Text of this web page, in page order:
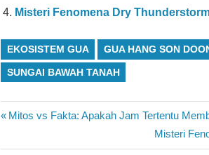
Misteri Fenomena Dry
EKOSISTEM GUA GUA HANG SON
SUNGAI BAWAH TANAH
Navigasi
pos
Previous
Mitos vs Fakta: Apakah Jam Tertentu
Next
Post:
Misteri